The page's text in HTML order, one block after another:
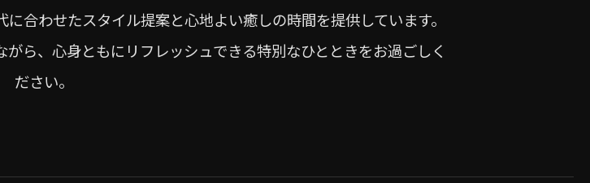
合わせたスタイル提案と心地よい癒しの時間を提供しています。
ら、心身ともにリフレッシュできる特別なひとときをお過ごしく
ださい。